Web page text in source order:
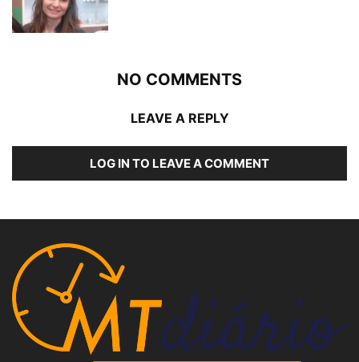
NO COMMENTS
LEAVE A REPLY
LOG IN TO LEAVE A COMMENT